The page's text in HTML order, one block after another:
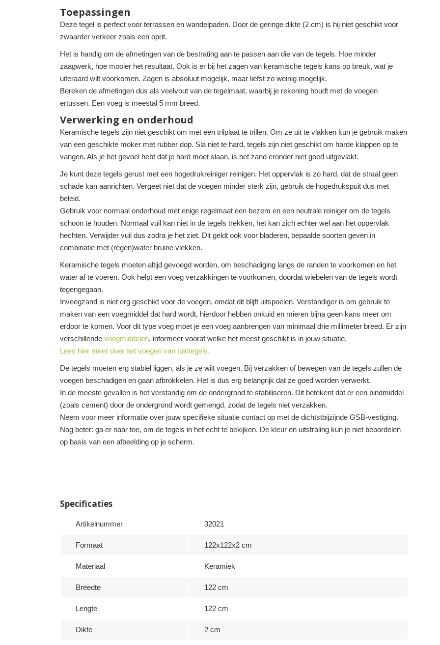
Toepassingen
Deze tegel is perfect voor terrassen en wandelpaden. Door de geringe dikte (2 cm) is hij niet geschikt voor
zwaarder verkeer zoals een oprit.
Het is handig om de afmetingen van de bestrating aan te passen aan die van de tegels. Hoe minder
zaagwerk, hoe mooier het resultaat. Ook is er bij het zagen van keramische tegels kans op breuk, wat je
uiteraard wilt voorkomen. Zagen is absoluut mogelijk, maar liefst zo weinig mogelijk.
Bereken de afmetingen dus als veelvout van de tegelmaat, waarbij je rekening houdt met de voegen
ertussen. Een voeg is meestal 5 mm breed.
Verwerking en onderhoud
Keramische tegels zijn niet geschikt om met een trilplaat te trillen. Om ze uit te vlakken kun je gebruik maken
van een geschikte moker met rubber dop. Sla niet te hard, tegels zijn niet geschikt om harde klappen op te
vangen. Als je het gevoel hebt dat je hard moet slaan, is het zand eronder niet goed uitgevlakt.
Je kunt deze tegels gerust met een hogedrukreiniger reinigen. Het oppervlak is zo hard, dat de straal geen
schade kan aanrichten. Vergeet niet dat de voegen minder sterk zijn, gebruik de hogedrukspuit dus met
beleid.
Gebruik voor normaal onderhoud met enige regelmaat een bezem en een neutrale reiniger om de tegels
schoon te houden. Normaal vuil kan niet in de tegels trekken, het kan zich echter wel aan het oppervlak
hechten. Verwijder vuil dus zodra je het ziet. Dit geldt ook voor bladeren, bepaalde soorten geven in
combinatie met (regen)water bruine vlekken.
Keramische tegels moeten altijd gevoegd worden, om beschadiging langs de randen te voorkomen en het
water af te voeren. Ook helpt een voeg verzakkingen te voorkomen, doordat wiebelen van de tegels wordt
tegengegaan.
Inveegzand is niet erg geschikt voor de voegen, omdat dit blijft uitspoelen. Verstandiger is om gebruik te
maken van een voegmiddel dat hard wordt, hierdoor hebben onkuid en mieren bijna geen kans meer om
erdoor te komen. Voor dit type voeg moet je een voeg aanbrengen van minimaal drie millimeter breed. Er zijn
verschillende voegmiddelen, informeer vooraf welke het meest geschikt is in jouw situatie.
Lees hier meer over het voegen van tuintegels.
De tegels moeten erg stabiel liggen, als je ze wilt voegen. Bij verzakken of bewegen van de tegels zullen de
voegen beschadigen en gaan afbrokkelen. Het is dus erg belangrijk dat ze goed worden verwerkt.
In de meeste gevallen is het verstandig om de ondergrond te stabiliseren. Dit betekent dat er een bindmiddel
(zoals cement) door de ondergrond wordt gemengd, zodat de tegels niet verzakken.
Neem voor meer informatie over jouw specifieke situatie contact op met de dichtstbijzijnde GSB-vestiging.
Nog beter: ga er naar toe, om de tegels in het echt te bekijken. De kleur en uitstraling kun je niet beoordelen
op basis van een afbeelding op je scherm.
Specificaties
Artikelnummer 32021
Formaat 122x122x2 cm
Materiaal Keramiek
Breedte 122 cm
Lengte 122 cm
Dikte 2 cm